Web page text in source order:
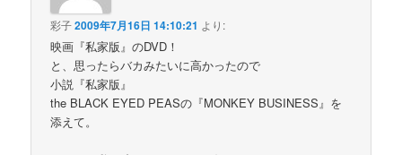
彩子2009年7月16日 14:10:21 より:
映画『私家版』のDVD！
と、思ったらバカみたいに高かったので
小説『私家版』
the BLACK EYED PEASの『MONKEY BUSINESS』を
添えて。